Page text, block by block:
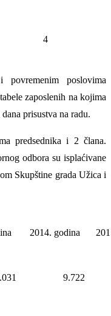
4
povremenim poslovima
zaposlenih na kojima
prisustva na radu.
predsednika i 2 člana.
odbora su isplaćivane
Skupštine grada Užica i
2014. godina
9.722